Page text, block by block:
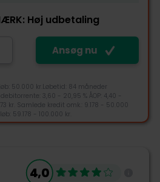
drevet af Admill ApS, som blev
der står bag nogle af
dig et godt overblik over dem.
Høj udbetaling
Ansøg nu
50.000 kr.Løbetid: 84 måneder
3,60 - 20,95 % ÅOP: 4,40 -
kr. Samlede kredit omk.: 9.178 - 50.000
59.178 - 100.000 kr.
4,6
4,0